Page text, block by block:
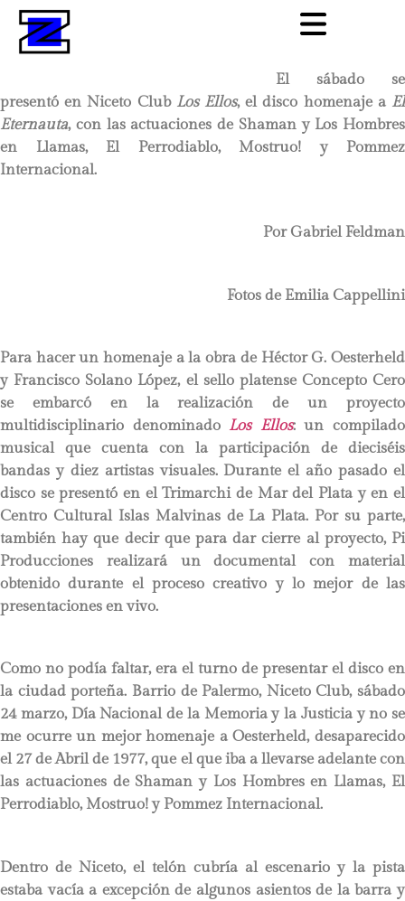
El sábado se
presentó en Niceto Club Los Ellos, el disco homenaje a El
Eternauta, con las actuaciones de Shaman y Los Hombres
en Llamas, El Perrodiablo, Mostruo! y Pommez
Internacional.
Por Gabriel Feldman
Fotos de Emilia Cappellini
Para hacer un homenaje a la obra de Héctor G. Oesterheld
y Francisco Solano López, el sello platense Concepto Cero
se embarcó en la realización de un proyecto
multidisciplinario denominadoLos Ellos: un compilado
musical que cuenta con la participación de dieciséis
bandas y diez artistas visuales. Durante el año pasado el
disco se presentó en el Trimarchi de Mar del Plata y en el
Centro Cultural Islas Malvinas de La Plata. Por su parte,
también hay que decir que para dar cierre al proyecto, Pi
Producciones realizará un documental con material
obtenido durante el proceso creativo y lo mejor de las
presentaciones en vivo.
Como no podía faltar, era el turno de presentar el disco en
la ciudad porteña. Barrio de Palermo, Niceto Club, sábado
24 marzo, Día Nacional de la Memoria y la Justicia y no se
me ocurre un mejor homenaje a Oesterheld, desaparecido
el 27 de Abril de 1977, que el que iba a llevarse adelante con
las actuaciones de Shaman y Los Hombres en Llamas, El
Perrodiablo, Mostruo! y Pommez Internacional.
Dentro de Niceto, el telón cubría al escenario y la pista
estaba vacía a excepción de algunos asientos de la barra y